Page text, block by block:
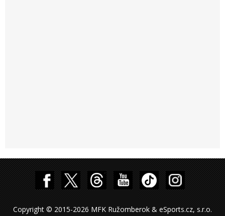
Copyright © 2015-2026 MFK Ružomberok & eSports.cz, s.r.o.